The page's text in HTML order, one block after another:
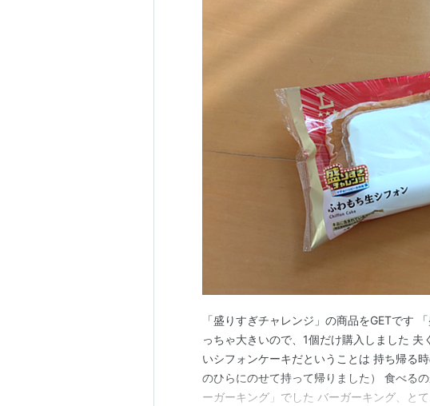
「盛りすぎチャレンジ」の商品をGETです
っちゃ大きいので、1個だけ購入しました
いシフォンケーキだということは 持ち帰る
のひらにのせて持って帰りました） 食べる
ーガーキング」でした バーガーキング、と